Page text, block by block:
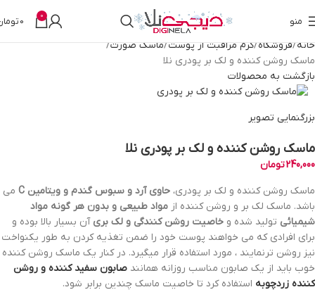
منو 0
0
خانه فروشگاه کرم مراقبت از پوست ماسک صورت
ماسک روشن کننده و لک بر پودری نلا
بازگشت به محصولات
بزرگنمایی تصویر
ماسک روشن کننده و لک بر پودری نلا
240,000تومان
ماسک روشن کننده و لک بر پودری، حاوی آرد و سبوس گندم و ویتامین C
می
باشد. ماسک لک بر و روشن کننده از مواد طبیعی و بدون هر گونه مواد
شیمیائی تولید شده و خاصیت روشن کنندگی و لک بری آن بسیار بالا بوده و
برای افرادی که می خواهند پوست خود را ضمن تغذیه کردن به طور یکنواخت
نیز روشن ترنمايند ، مورد استفاده قرار ميگيرد. در کنار یک ماسک روشن کننده
خوب باید از یک صابون مناسب روزانه همانند صابون سفید کننده و روشن
کننده زردچوبه استفاده کرد تا خاصیت ماسک چندین برابر شود.